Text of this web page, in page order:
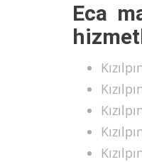
Eca